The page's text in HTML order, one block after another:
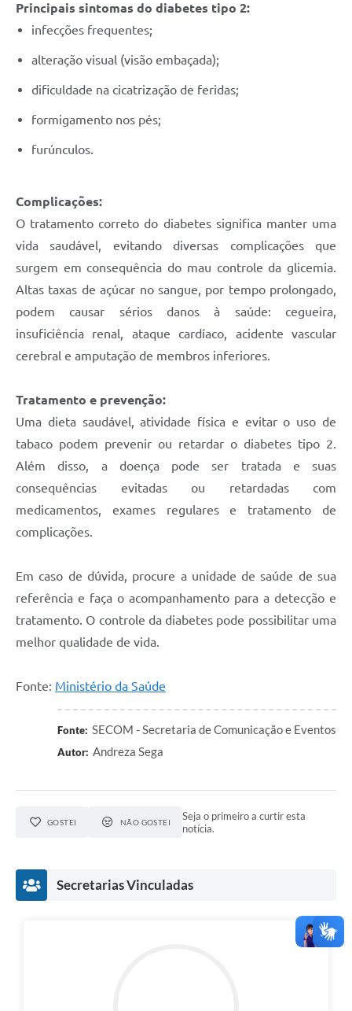
Principais sintomas do diabetes tipo 2:
infecções frequentes;
alteração visual (visão embaçada);
dificuldade na cicatrização de feridas;
formigamento nos pés;
furúnculos.
Complicações:
O tratamento correto do diabetes significa manter uma
vida saudável, evitando diversas complicações que
surgem em consequência do mau controle da glicemia.
Altas taxas de açúcar no sangue, por tempo prolongado,
podem causar sérios danos à saúde: cegueira,
insuficiência renal, ataque cardíaco, acidente vascular
cerebral e amputação de membros inferiores.
Tratamento e prevenção:
Uma dieta saudável, atividade física e evitar o uso de
tabaco podem prevenir ou retardar o diabetes tipo 2.
Além disso, a doença pode ser tratada e suas
consequências evitadas ou retardadas com
medicamentos, exames regulares e tratamento de
complicações.
Em caso de dúvida, procure a unidade de saúde de sua
referência e faça o acompanhamento para a detecção e
tratamento. O controle da diabetes pode possibilitar uma
melhor qualidade de vida.
Fonte: Ministério da Saúde
Fonte: SECOM - Secretaria de Comunicação e Eventos
Autor: Andreza Sega
GOSTEI NÃO GOSTEI
Seja o primeiro a curtir esta
notícia.
Secretarias Vinculadas